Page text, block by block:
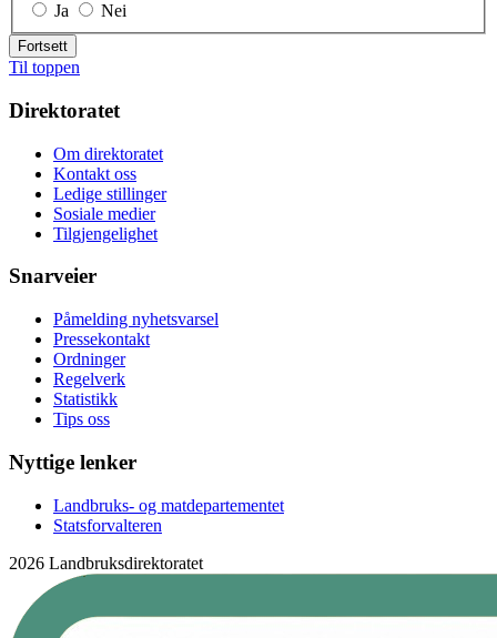
Ja
Nei
Fortsett
Til toppen
Direktoratet
Om direktoratet
Kontakt oss
Ledige stillinger
Sosiale medier
Tilgjengelighet
Snarveier
Påmelding nyhetsvarsel
Pressekontakt
Ordninger
Regelverk
Statistikk
Tips oss
Nyttige lenker
Landbruks- og matdepartementet
Statsforvalteren
2026 Landbruksdirektoratet